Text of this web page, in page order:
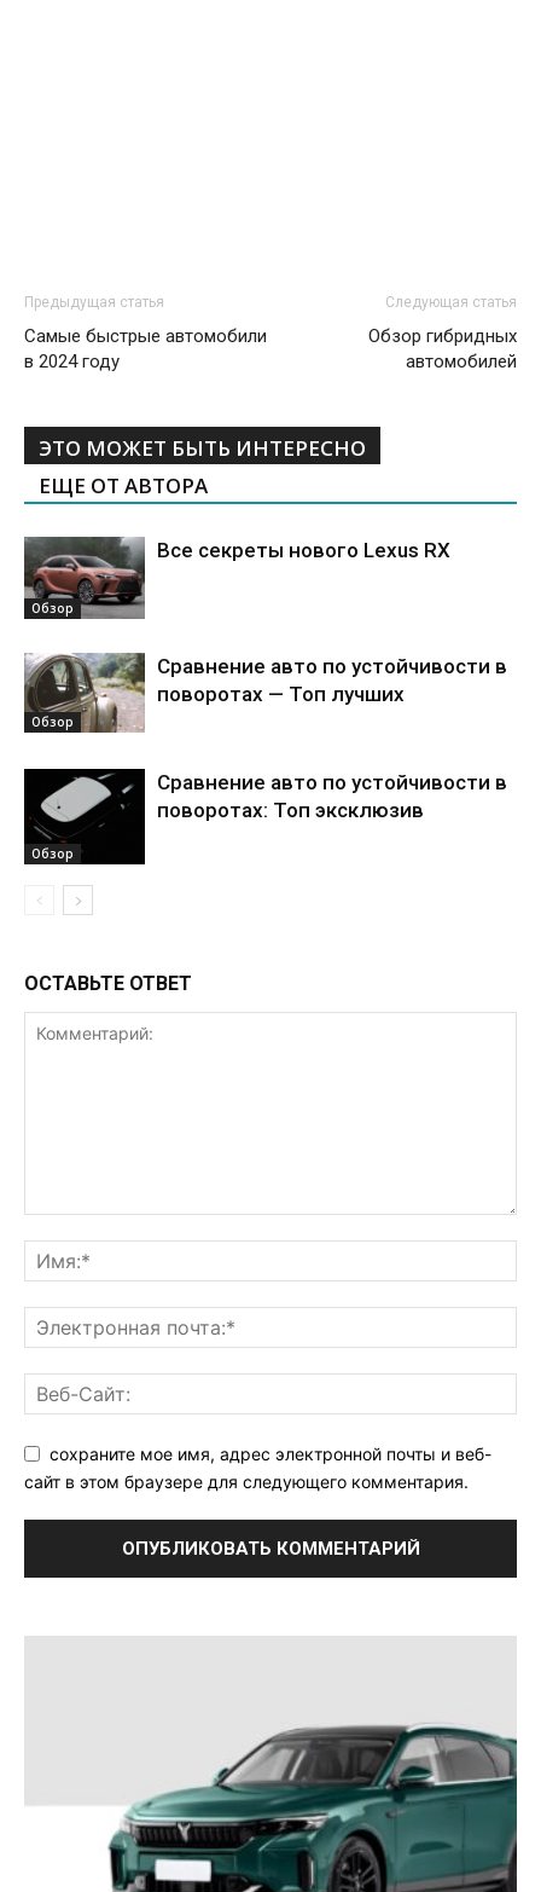
Предыдущая статья
Самые быстрые автомобили
в 2024 году
Следующая статья
Обзор гибридных
автомобилей
ЭТО МОЖЕТ БЫТЬ ИНТЕРЕСНО
ЕЩЕ ОТ АВТОРА
Обзор
Все секреты нового Lexus RX
Обзор
Сравнение авто по устойчивости в
поворотах — Топ лучших
Обзор
Сравнение авто по устойчивости в
поворотах: Топ эксклюзив
ОСТАВЬТЕ ОТВЕТ
сохраните мое имя, адрес электронной почты и веб-
сайт в этом браузере для следующего комментария.